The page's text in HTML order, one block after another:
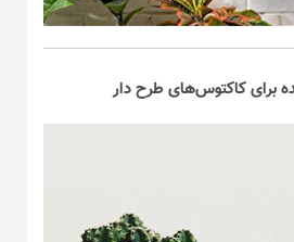
برای کاکتوس‌های طرح دار